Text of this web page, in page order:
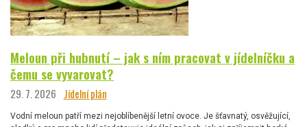
Meloun při hubnutí – jak s ním pracovat v jídelníčku a
čemu se vyvarovat?
29. 7. 2026 Jídelní plán
Vodní meloun patří mezi nejoblíbenější letní ovoce. Je šťavnatý, osvěžující,